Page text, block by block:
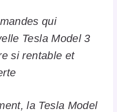
qui
Tesla Model 3
si rentable et
la Tesla Model